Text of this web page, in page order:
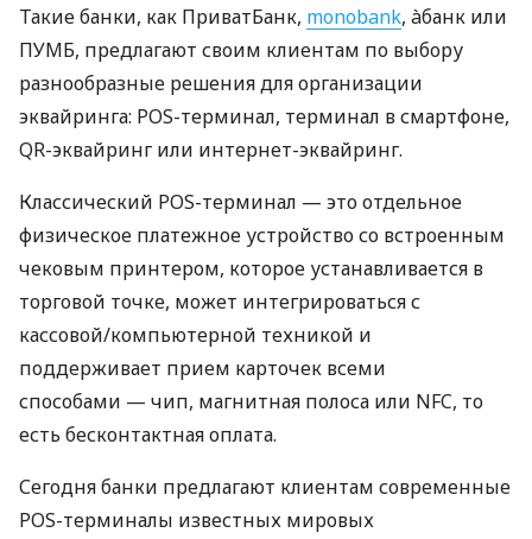
Такие банки, как ПриватБанк, monobank, àбанк или
ПУМБ, предлагают своим клиентам по выбору
разнообразные решения для организации
эквайринга: POS-терминал, терминал в смартфоне,
QR-эквайринг или интернет-эквайринг.
Классический POS-терминал — это отдельное
физическое платежное устройство со встроенным
чековым принтером, которое устанавливается в
торговой точке, может интегрироваться с
кассовой/компьютерной техникой и
поддерживает прием карточек всеми
способами — чип, магнитная полоса или NFC, то
есть бесконтактная оплата.
Сегодня банки предлагают клиентам современные
POS-терминалы известных мировых